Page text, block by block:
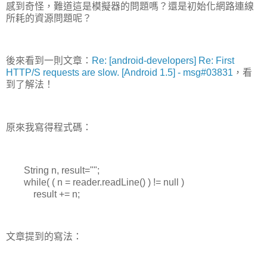
感到奇怪，難道這是模擬器的問題嗎？還是初始化網路連線
所耗的資源問題呢？
後來看到一則文章： Re: [android-developers] Re: First
HTTP/S requests are slow. [Android 1.5] - msg#03831 ，看
到了解法！
原來我寫得程式碼：
String n, result="";
while( ( n = reader.readLine() ) != null )
result += n;
文章提到的寫法：